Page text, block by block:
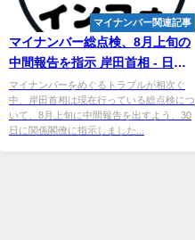
マイナンバー関連記事
マイナンバー総点検、8月上旬の
中間報告を指示 岸田首相 - 日テ
レNEWS
マイナンバーをめぐるトラブルが相次ぐ
中、岸田首相は現在行っている総点検につ
いて、8月上旬に中間報告を出すよう、30
日に関係閣僚に指示しました...